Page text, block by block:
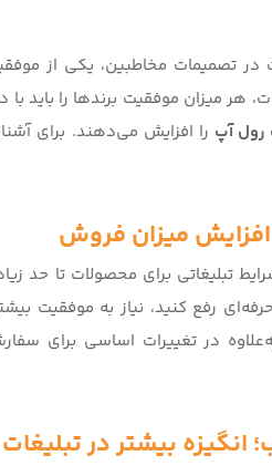
در تصمیمات مخاطبین، یکی از
هر میزان موفقیت برندها را
رول آپ را افزایش می‌دهند. برای
افزایش میزان فروش
تبلیغاتی برای محصولات تا حد
رفع کنید، نیاز به موفقیت
در تغییرات اساسی برای
انگیزه بیشتر در تبلیغات